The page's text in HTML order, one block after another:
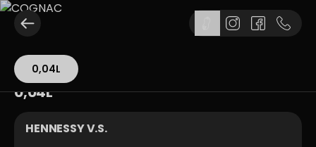
0,04L
0,04L
HENNESSY V.S.